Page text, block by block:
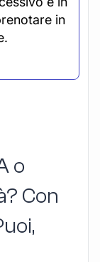
in
o
Con